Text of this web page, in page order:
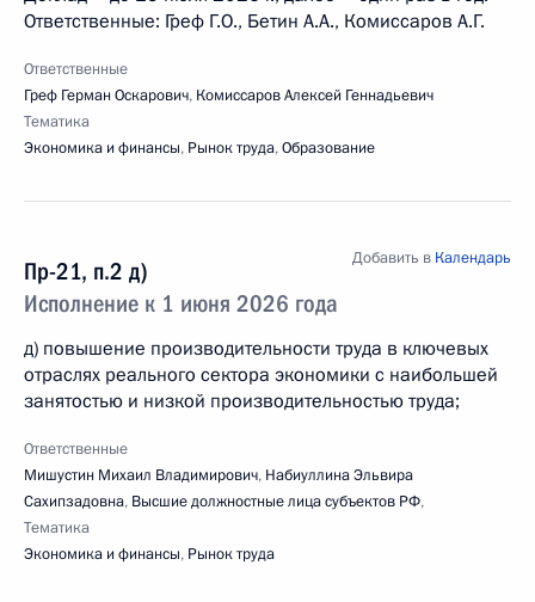
Ответственные: Греф Г.О., Бетин А.А., Комиссаров А.Г.
Ответственные
Греф Герман Оскарович, Комиссаров Алексей Геннадьевич
Тематика
Экономика и финансы, Рынок труда,Образование
Пр-21, п.2 д)
Исполнение к 1 июня 2026 года
Добавить в Календарь
д) повышение производительности труда в ключевых
отраслях реального сектора экономики с наибольшей
занятостью и низкой производительностью труда;
Ответственные
Мишустин Михаил Владимирович, Набиуллина Эльвира
Сахипзадовна, Высшие должностные лица субъектов РФ,
Тематика
Экономика и финансы, Рынок труда